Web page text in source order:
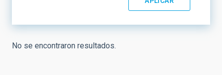
No se encontraron resultados.